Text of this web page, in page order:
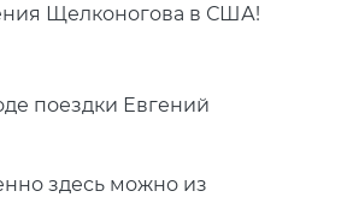
поездки Евгений
здесь можно из